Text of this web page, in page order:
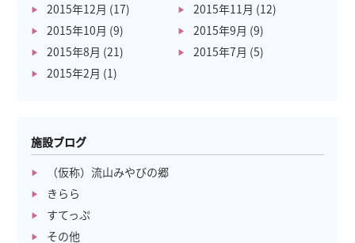
2015年12月 (17) 2015年11月 (12)
2015年10月 (9) 2015年9月 (9)
2015年8月 (21) 2015年7月 (5)
2015年2月 (1)
施設ブログ
（仮称）流山みやびの郷
きらら
すてっぷ
その他